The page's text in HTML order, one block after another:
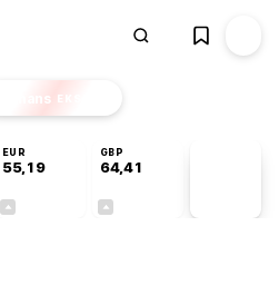
Finans EKSTRA
EUR
55,19
GBP
64,41